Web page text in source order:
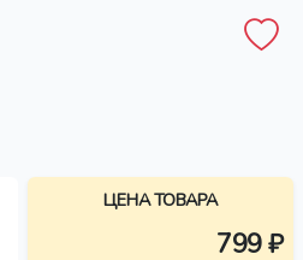
ЦЕНА ТОВАРА
799 ₽